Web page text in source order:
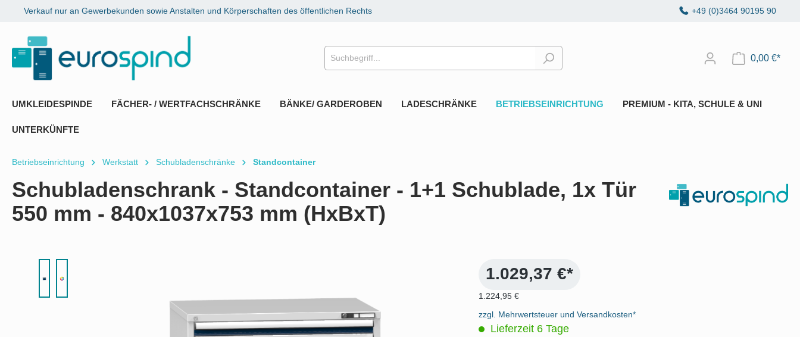
Zur Hauptnavigation springen
Verkauf nur an Gewerbekunden sowie Anstalten und Körperschaften des öffentlichen Rechts +49 (0)3464 90195 90
0,00 €*
UMKLEIDESPINDE FÄCHER- / WERTFACHSCHRÄNKE BÄNKE/ GARDEROBEN LADESCHRÄNKE BETRIEBSEINRICHTUNG PREMIUM - KITA, SCHULE & UNI
UNTERKÜNFTE
Betriebseinrichtung Werkstatt Schubladenschränke Standcontainer
Schubladenschrank - Standcontainer - 1+1 Schublade, 1x Tür
550 mm - 840x1037x753 mm (HxBxT)
1.029,37 €*
1.224,95 €
zzgl. Mehrwertsteuer und Versandkosten*
Lieferzeit 6 Tage